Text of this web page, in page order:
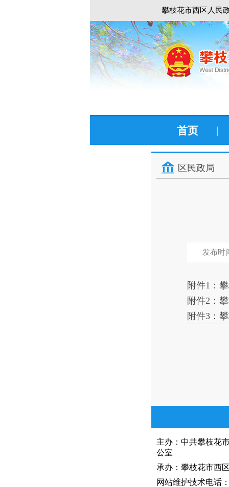
攀枝花市西区人民
首页 |
区民政局
发布时
附件1：
附件2：
附件3：
主办：中共攀枝
公室
承办：攀枝花市西
网站维护技术电话